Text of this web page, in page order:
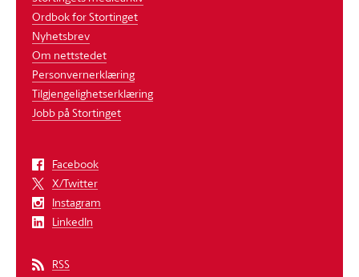
Ordbok for Stortinget
Nyhetsbrev
Om nettstedet
Personvernerklæring
Tilgjengelighetserklæring
Jobb på Stortinget
Facebook
X/Twitter
Instagram
LinkedIn
RSS